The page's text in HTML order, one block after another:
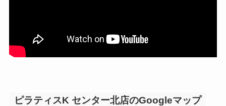
ピラティスK センター北店のGoogleマップ